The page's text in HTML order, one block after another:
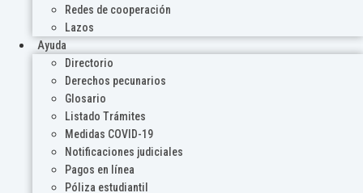
Redes de cooperación
Lazos
Ayuda
Directorio
Derechos pecunarios
Glosario
Listado Trámites
Medidas COVID-19
Notificaciones judiciales
Pagos en línea
Póliza estudiantil